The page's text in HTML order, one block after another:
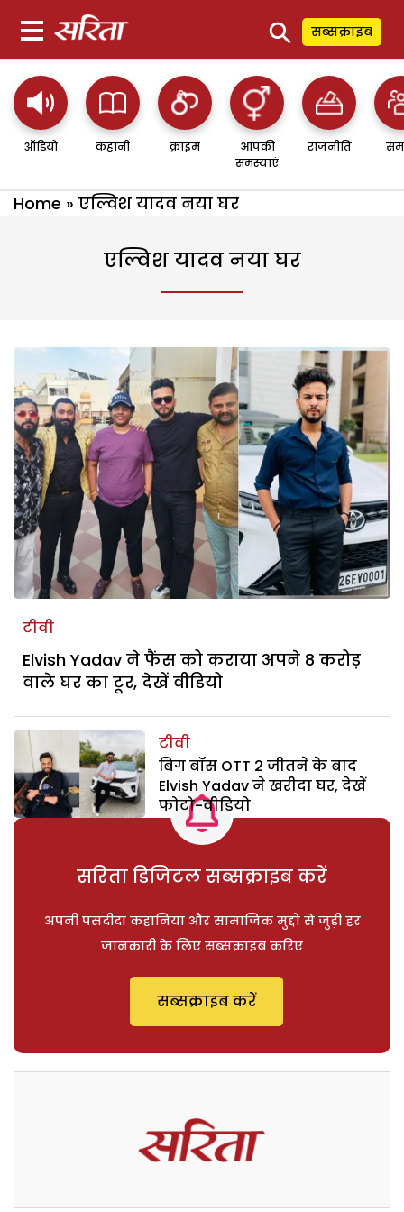
⚲ सब्सक्राइब
ऑडियो कहानी क्राइम
आपकी
समस्याएं
राजनीति
Home » एल्विश यादव नया घर
एल्विश यादव नया घर
टीवी
Elvish Yadav ने फैंस को कराया अपने 8 करोड़
वाले घर का टूर, देखें वीडियो
टीवी
बिग बॉस OTT 2 जीतने के बाद
Elvish Yadav ने खरीदा घर, देखें
फोटो-वीडियो
सरिता डिजिटल सब्सक्राइब करें
अपनी पसंदीदा कहानियां और सामाजिक मुद्दों से जुड़ी हर
जानकारी के लिए सब्सक्राइब करिए
सब्सक्राइब करें